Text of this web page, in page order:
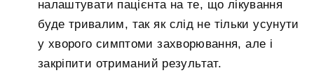
налаштувати пацієнта на те, що лікування
буде тривалим, так як слід не тільки усунути
у хворого симптоми захворювання, але і
закріпити отриманий результат.